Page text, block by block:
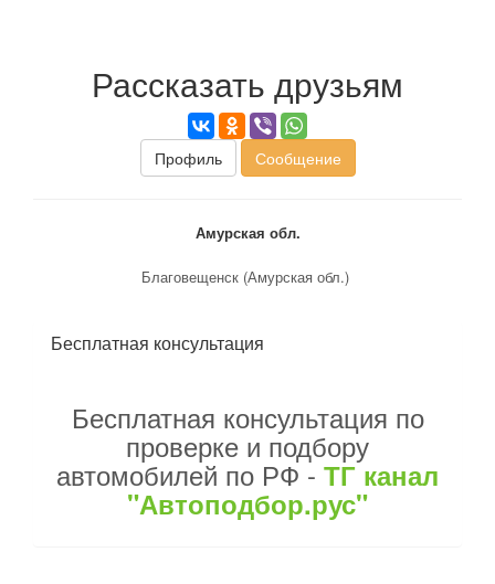
Рассказать друзьям
Профиль Сообщение
Амурская обл.
Благовещенск (Амурская обл.)
Бесплатная консультация
Бесплатная консультация по
проверке и подбору
автомобилей по РФ - ТГ канал
"Автоподбор.рус"